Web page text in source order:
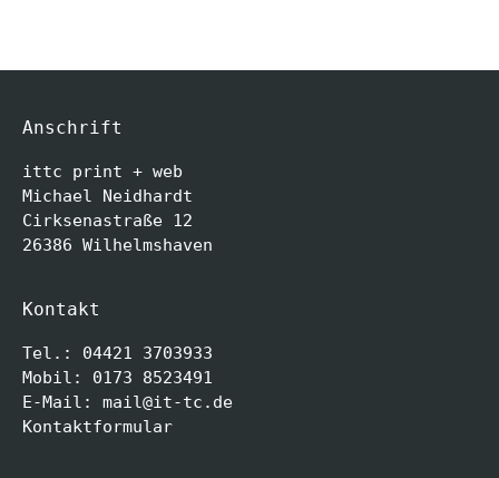
Anschrift
ittc print + web
Michael Neidhardt
Cirksenastraße 12
26386 Wilhelmshaven
Kontakt
Tel.: 04421 3703933
Mobil: 0173 8523491
E-Mail: mail@it-tc.de
Kontaktformular